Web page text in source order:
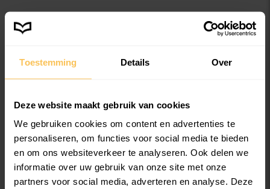
Toestemming Details Over
Deze website maakt gebruik van cookies
We gebruiken cookies om content en advertenties te
personaliseren, om functies voor social media te bieden
en om ons websiteverkeer te analyseren. Ook delen we
informatie over uw gebruik van onze site met onze
partners voor social media, adverteren en analyse. Deze
Dankzij het mooie ontwerp en de gratis luxe afwerking
geef je jouw glossy de look en feel van een echt
een robuuste matte cover. Ook de afwerking voor de
pagina’s bepaal je helemaal zelf en is gratis.
Leuk cadeau vaderdag met luxe
afwerking
Dankzij een robuuste 260 grams omslag en stevige
pagina’s van 150 grams papier heb je echt iets in
handen ongeacht hoeveel pagina’s je tijdschrift telt.